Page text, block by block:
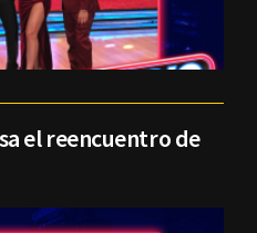
el reencuentro de